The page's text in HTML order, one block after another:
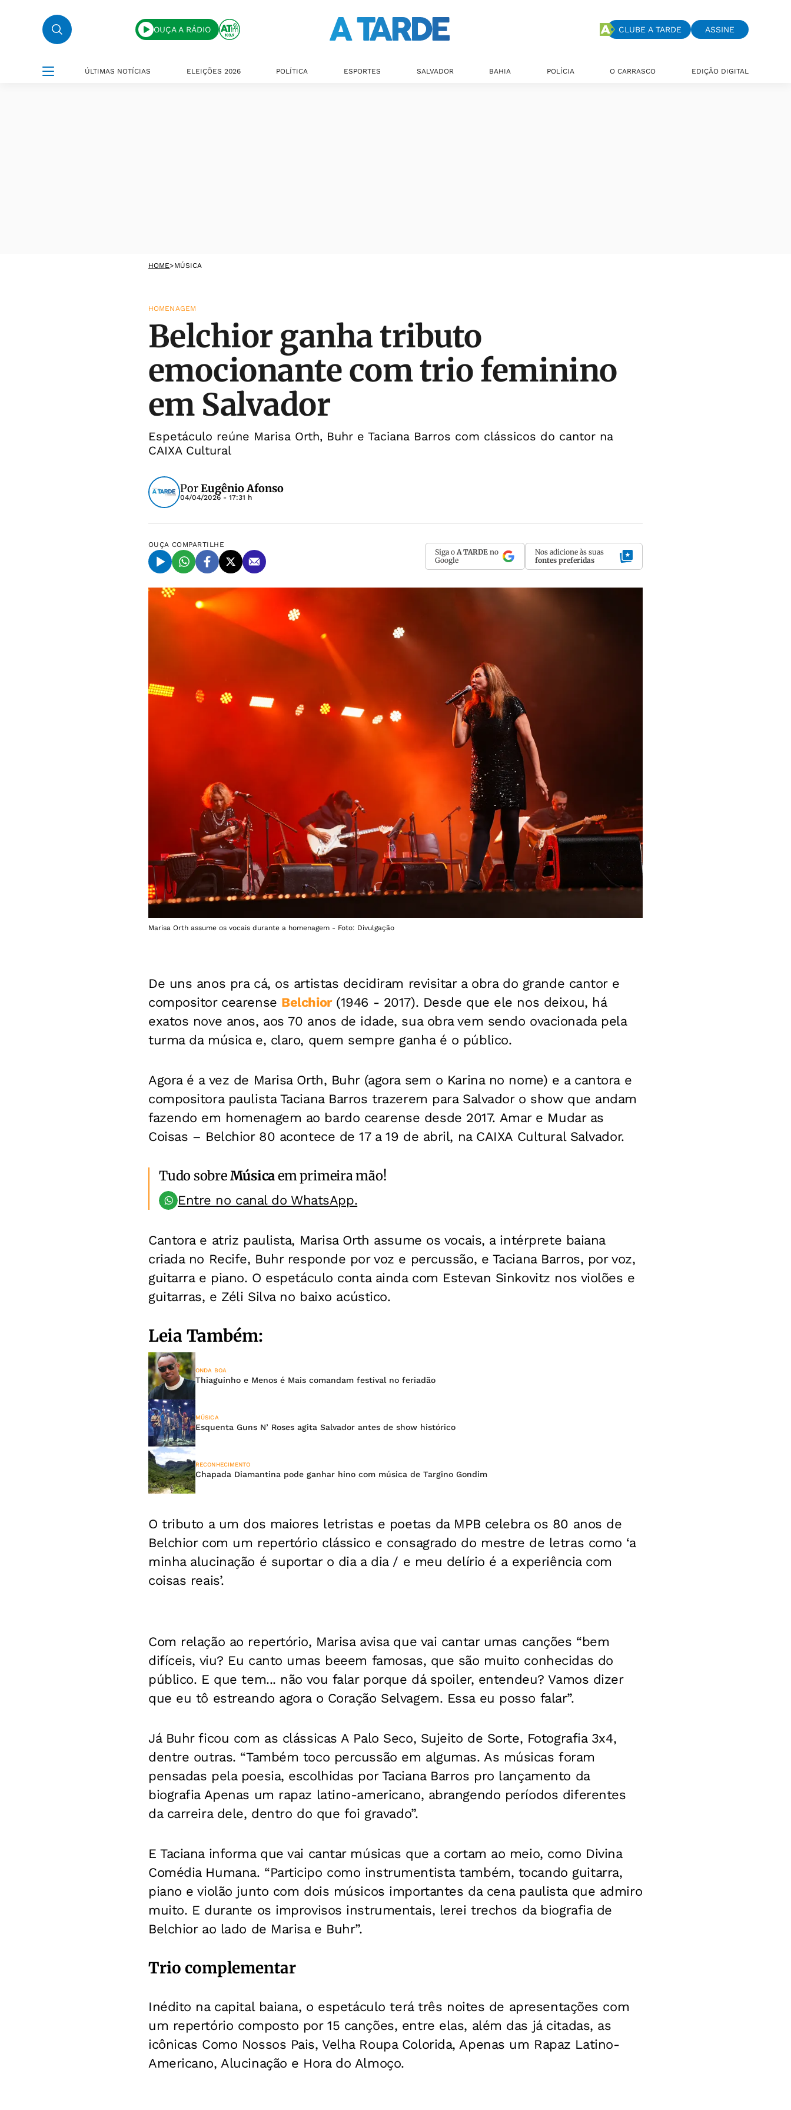
OUÇA A RÁDIO CLUBE A TARDE ASSINE
ÚLTIMAS NOTÍCIAS ELEIÇÕES 2026 POLÍTICA ESPORTES SALVADOR BAHIA POLÍCIA O CARRASCO EDIÇÃO DIGITAL
HOME>MÚSICA
HOMENAGEM
Belchior ganha tributo
emocionante com trio feminino
em Salvador
Espetáculo reúne Marisa Orth, Buhr e Taciana Barros com clássicos do cantor na
CAIXA Cultural
PorEugênio Afonso
04/04/2026 - 17:31 h
OUÇA COMPARTILHE
Siga o A TARDE no
Google
Nos adicione às suas
fontes preferidas
Marisa Orth assume os vocais durante a homenagem - Foto: Divulgação
De uns anos pra cá, os artistas decidiram revisitar a obra do grande cantor e
compositor cearense Belchior(1946 - 2017). Desde que ele nos deixou, há
exatos nove anos, aos 70 anos de idade, sua obra vem sendo ovacionada pela
turma da música e, claro, quem sempre ganha é o público.
Agora é a vez de Marisa Orth, Buhr (agora sem o Karina no nome) e a cantora e
compositora paulista Taciana Barros trazerem para Salvador o show que andam
fazendo em homenagem ao bardo cearense desde 2017. Amar e Mudar as
Coisas – Belchior 80 acontece de 17 a 19 de abril, na CAIXA Cultural Salvador.
Tudo sobreMúsicaem primeira mão!
Entre no canal do WhatsApp.
Cantora e atriz paulista, Marisa Orth assume os vocais, a intérprete baiana
criada no Recife, Buhr responde por voz e percussão, e Taciana Barros, por voz,
guitarra e piano. O espetáculo conta ainda com Estevan Sinkovitz nos violões e
guitarras, e Zéli Silva no baixo acústico.
Leia Também:
ONDA BOA
Thiaguinho e Menos é Mais comandam festival no feriadão
MÚSICA
Esquenta Guns N’ Roses agita Salvador antes de show histórico
RECONHECIMENTO
Chapada Diamantina pode ganhar hino com música de Targino Gondim
O tributo a um dos maiores letristas e poetas da MPB celebra os 80 anos de
Belchior com um repertório clássico e consagrado do mestre de letras como ‘a
minha alucinação é suportar o dia a dia / e meu delírio é a experiência com
coisas reais’.
Com relação ao repertório, Marisa avisa que vai cantar umas canções “bem
difíceis, viu? Eu canto umas beeem famosas, que são muito conhecidas do
público. E que tem... não vou falar porque dá spoiler, entendeu? Vamos dizer
que eu tô estreando agora o Coração Selvagem. Essa eu posso falar”.
Já Buhr ficou com as clássicas A Palo Seco, Sujeito de Sorte, Fotografia 3x4,
dentre outras. “Também toco percussão em algumas. As músicas foram
pensadas pela poesia, escolhidas por Taciana Barros pro lançamento da
biografia Apenas um rapaz latino-americano, abrangendo períodos diferentes
da carreira dele, dentro do que foi gravado”.
E Taciana informa que vai cantar músicas que a cortam ao meio, como Divina
Comédia Humana. “Participo como instrumentista também, tocando guitarra,
piano e violão junto com dois músicos importantes da cena paulista que admiro
muito. E durante os improvisos instrumentais, lerei trechos da biografia de
Belchior ao lado de Marisa e Buhr”.
Trio complementar
Inédito na capital baiana, o espetáculo terá três noites de apresentações com
um repertório composto por 15 canções, entre elas, além das já citadas, as
icônicas Como Nossos Pais, Velha Roupa Colorida, Apenas um Rapaz Latino-
Americano, Alucinação e Hora do Almoço.